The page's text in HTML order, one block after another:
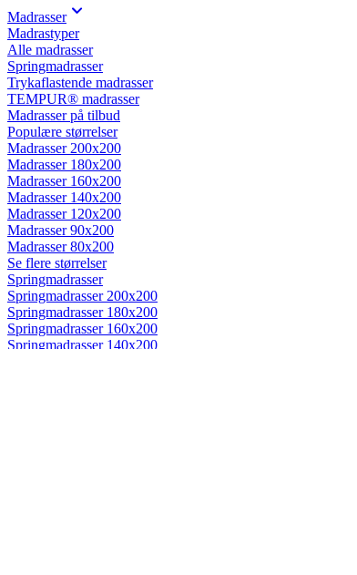
Madrasser
Madrastyper
Alle madrasser
Springmadrasser
Trykaflastende madrasser
TEMPUR® madrasser
Madrasser på tilbud
Populære størrelser
Madrasser 200x200
Madrasser 180x200
Madrasser 160x200
Madrasser 140x200
Madrasser 120x200
Madrasser 90x200
Madrasser 80x200
Se flere størrelser
Springmadrasser
Springmadrasser 200x200
Springmadrasser 180x200
Springmadrasser 160x200
Springmadrasser 140x200